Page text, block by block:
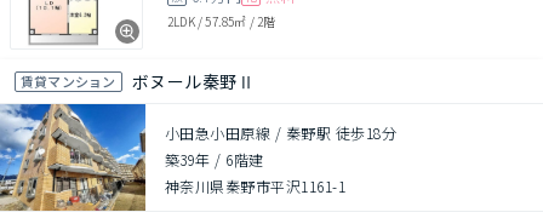
2LDK/57.85㎡ / 2階
賃貸マンション ボヌール秦野Ⅱ
小田急小田原線 / 秦野駅 徒歩18分
築39年 / 6階建
神奈川県秦野市平沢1161-1